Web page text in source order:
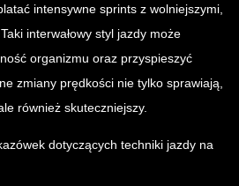
intensywne sprints z wolniejszymi,
interwałowy styl jazdy może
organizmu oraz przyspieszyć
zmiany prędkości nie tylko sprawiają,
również skuteczniejszy.
dotyczących techniki jazdy na